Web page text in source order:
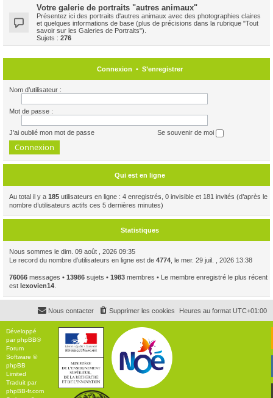
Votre galerie de portraits "autres animaux"
Présentez ici des portraits d'autres animaux avec des photographies claires
et quelques informations de base (plus de précisions dans la rubrique "Tout
savoir sur les Galeries de Portraits").
Sujets : 276
Connexion • S’enregistrer
Nom d’utilisateur :
Mot de passe :
J’ai oublié mon mot de passe Se souvenir de moi
Qui est en ligne
Au total il y a 185 utilisateurs en ligne : 4 enregistrés, 0 invisible et 181 invités (d’après le
nombre d’utilisateurs actifs ces 5 dernières minutes)
Statistiques
Nous sommes le dim. 09 août , 2026 09:35
Le record du nombre d’utilisateurs en ligne est de 4774 , le mer. 29 juil. , 2026 13:38
76066 messages • 13986 sujets • 1983 membres • Le membre enregistré le plus récent
est lexovien14
Heures au format UTC+01:00
Supprimer les cookies
Nous contacter
Développé
parphpBB®
Forum
Software ©
phpBB
Limited
Traduit par
phpBB-fr.com